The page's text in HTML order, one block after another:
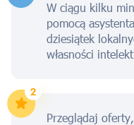
W ciągu kilku
pomocą
dziesiątek
własności
Przeglądaj